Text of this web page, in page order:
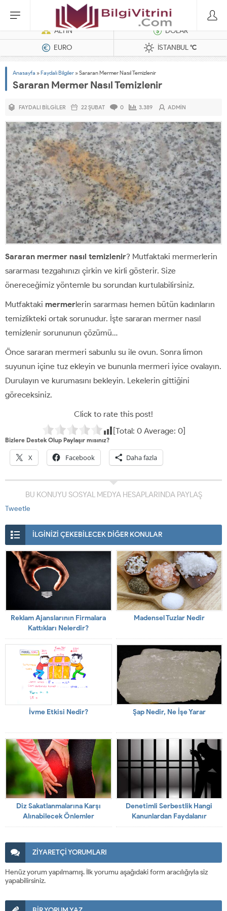
Hatasız Operasyonlar İçin Barkod Yazıcı ve Otomasyon Sistemleri
ALTIN
DOLAR
EURO
İSTANBUL°C
Anasayfa »Faydalı Bilgiler »Sararan Mermer Nasıl Temizlenir
Sararan Mermer Nasıl Temizlenir
FAYDALI BILGILER 22 ŞUBAT 0 3.389 ADMIN
Sararan mermer nasıl temizlenir? Mutfaktaki mermerlerin
sararması tezgahınızı çirkin ve kirli gösterir. Size
önereceğimiz yöntemle bu sorundan kurtulabilirsiniz.
Mutfaktaki mermerlerin sararması hemen bütün kadınların
temizlikteki ortak sorunudur. İşte sararan mermer nasıl
temizlenir sorununun çözümü…
Önce sararan mermeri sabunlu su ile ovun. Sonra limon
suyunun içine tuz ekleyin ve bununla mermeri iyice ovalayın.
Durulayın ve kurumasını bekleyin. Lekelerin gittiğini
göreceksiniz.
Click to rate this post!
[Total: 0Average: 0]
Bizlere Destek Olup Paylaşır mısınız?
X Facebook Daha fazla
BU KONUYU SOSYAL MEDYA HESAPLARINDA PAYLAŞ
Tweetle
İLGİNİZİ ÇEKEBİLECEK DİĞER KONULAR
Reklam Ajanslarının Firmalara
Kattıkları Nelerdir?
Madensel Tuzlar Nedir
İvme Etkisi Nedir? Şap Nedir, Ne İşe Yarar
Diz Sakatlanmalarına Karşı
Alınabilecek Önlemler
Denetimli Serbestlik Hangi
Kanunlardan Faydalanır
ZİYARETÇİ YORUMLARI
Henüz yorum yapılmamış. İlk yorumu aşağıdaki form aracılığıyla siz
yapabilirsiniz.